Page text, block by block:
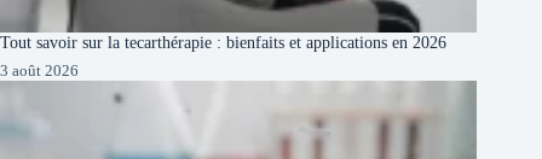
Tout savoir sur la tecarthérapie : bienfaits et applications en 2026
3 août 2026